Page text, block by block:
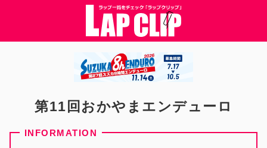
第11回おかやまエンデューロ